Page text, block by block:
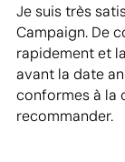
entreprises
Je suis très
Campaign. De
rapidement et
avant la date
conformes à la
recommander.